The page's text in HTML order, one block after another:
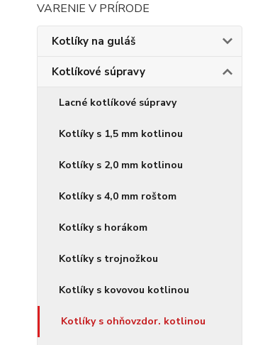
VARENIE V PRÍRODE
Kotlíky na guláš
Kotlíkové súpravy
Lacné kotlíkové súpravy
Kotlíky s 1,5 mm kotlinou
Kotlíky s 2,0 mm kotlinou
Kotlíky s 4,0 mm roštom
Kotlíky s horákom
Kotlíky s trojnožkou
Kotlíky s kovovou kotlinou
Kotlíky s ohňovzdor. kotlinou